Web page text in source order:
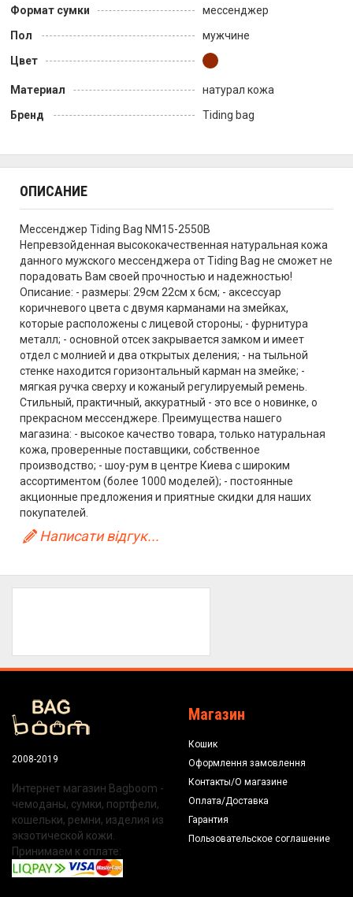
Формат сумки
мессенджер
Пол
мужчине
Цвет
Материал
натурал кожа
Бренд
Tiding bag
ОПИСАНИЕ
Мессенджер Tiding Bag NM15-2550B
Непревзойденная высококачественная натуральная кожа
данного мужского мессенджера от Tiding Bag не сможет не
порадовать Вам своей прочностью и надежностью!
Описание: - размеры: 29см 22см х 6см; - аксессуар
коричневого цвета с двумя карманами на змейках,
которые расположены с лицевой стороны; - фурнитура
металл; - основной отсек закрывается замком и имеет
отдел с молнией и два открытых деления; - на тыльной
стенке находится горизонтальный карман на змейке; -
мягкая ручка сверху и кожаный регулируемый ремень.
Стильный, практичный, аккуратный - это все о новинке, о
прекрасном мессенджере. Преимущества нашего
магазина: - высокое качество товара, только натуральная
кожа, проверенные поставщики, собственное
производство; - шоу-рум в центре Киева с широким
ассортиментом (более 1000 моделей); - постоянные
акционные предложения и приятные скидки для наших
покупателей.
Написати відгук...
2008-2019
Интернет магазин Bagboom -
чемоданы, сумки, портфели,
кошельки, ремни, изделия из
экзотической кожи.
Принимаем к оплате:
Магазин
Кошик
Оформлення замовлення
Контакты/О магазине
Оплата/Доставка
Гарантия
Пользовательское соглашение